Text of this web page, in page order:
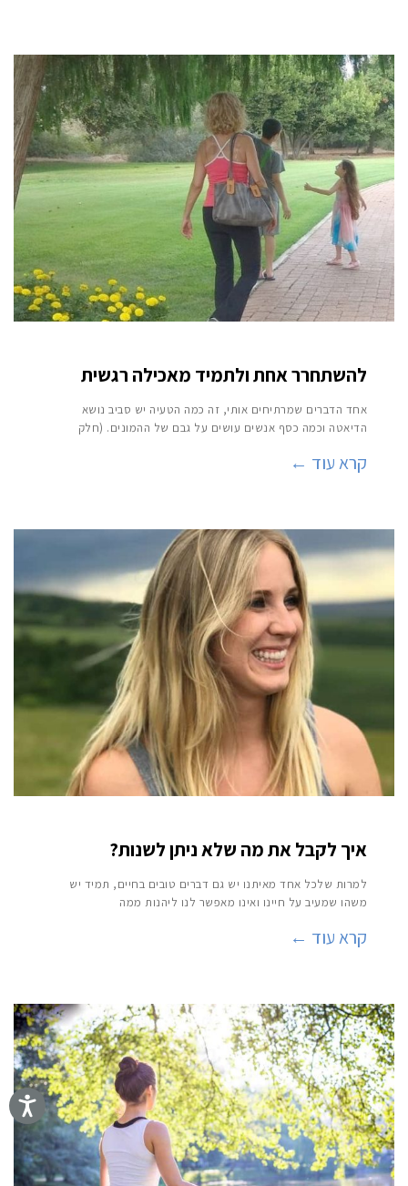
להשתחרר אחת ולתמיד מאכילה רגשית
אחד הדברים שמרתיחים אותי, זה כמה הטעיה יש סביב נושא
הדיאטה וכמה כסף אנשים עושים על גבם של ההמונים. (חלק
קרא עוד ←
איך לקבל את מה שלא ניתן לשנות?
למרות שלכל אחד מאיתנו יש גם דברים טובים בחיים, תמיד יש
משהו שמעיב על חיינו ואינו מאפשר לנו ליהנות ממה
קרא עוד ←